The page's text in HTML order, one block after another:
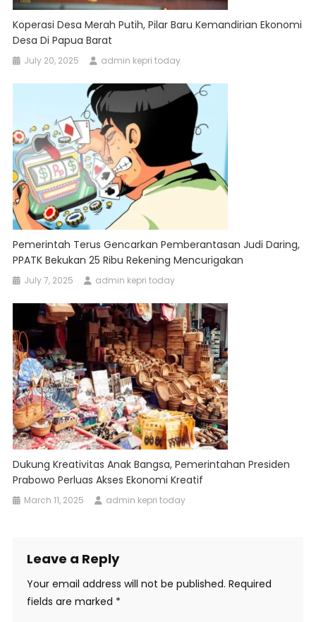
Koperasi Desa Merah Putih, Pilar Baru Kemandirian Ekonomi
Desa Di Papua Barat
July 20, 2025 admin kepri today
Pemerintah Terus Gencarkan Pemberantasan Judi Daring,
PPATK Bekukan 25 Ribu Rekening Mencurigakan
July 7, 2025 admin kepri today
Dukung Kreativitas Anak Bangsa, Pemerintahan Presiden
Prabowo Perluas Akses Ekonomi Kreatif
March 11, 2025 admin kepri today
Leave a Reply
Your email address will not be published. Required
fields are marked *